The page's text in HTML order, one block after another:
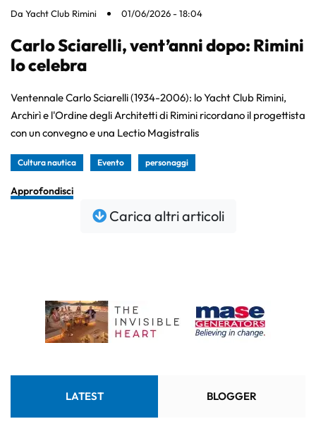
Da Yacht Club Rimini 01/06/2026 - 18:04
Carlo Sciarelli, vent’anni dopo: Rimini
lo celebra
Ventennale Carlo Sciarelli (1934-2006): lo Yacht Club Rimini,
Archirì e l'Ordine degli Architetti di Rimini ricordano il progettista
con un convegno e una Lectio Magistralis
Cultura nautica Evento personaggi
Approfondisci
Carica altri articoli
LATEST BLOGGER